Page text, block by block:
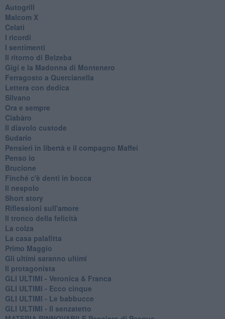
Autogrill
Malcom X
Celati
I ricordi
I sentimenti
Il ritorno di Belzeba
Gigi e la Madonna di Montenero
Ferragosto a Quercianella
Lettera con dedica
Silvano
Ora e sempre
Ciabàro
Il diavolo custode
Sudario
Pensieri in libertà e il compagno Maffei
Penso io
Brucione
Finché c'è denti in bocca
Il nespolo
Short story
Riflessioni sull'amore
Il tronco della felicità
La colza
La casa palafitta
Primo Maggio
Gli ultimi saranno ultimi
Il protagonista
GLI ULTIMI - Veronica & Franca
GLI ULTIMI - Ecco cinque
GLI ULTIMI - Le babbucce
GLI ULTIMI - Il senzatetto